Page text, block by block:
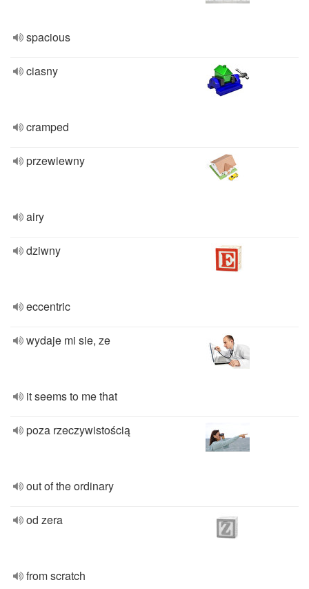
spacious
ciasny
cramped
przewiewny
airy
dziwny
eccentric
wydaje mi sie, ze
it seems to me that
poza rzeczywistością
out of the ordinary
od zera
from scratch